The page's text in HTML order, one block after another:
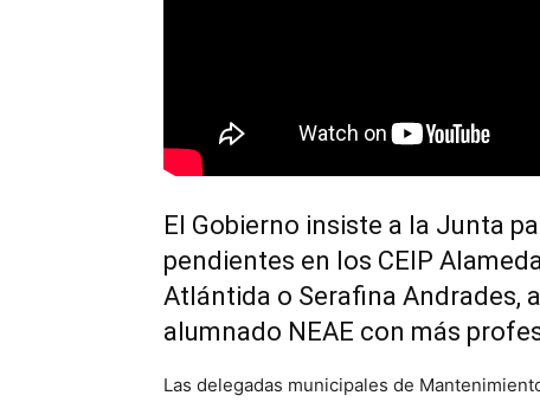
El Gobierno insiste a la Junta
pendientes en los CEIP
Atlántida o Serafina Andrades,
alumnado NEAE con más
Las delegadas municipales de